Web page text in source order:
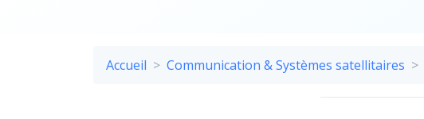
Accueil Communication & Systèmes satellitaires